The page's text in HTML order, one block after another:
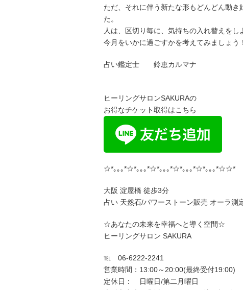
ただ、それに伴う新たな形もどんどん動
た。
人は、区切り毎に、気持ちの入れ替えをし
今月をいかに過ごすかを考えてみましょう！
占い鑑定士 鈴恵カルマナ
ヒーリングサロンSAKURAの
お得なチケット取得はこちら
☆*｡｡｡*☆*｡｡｡*☆*｡｡｡*☆*｡｡｡*☆*｡｡｡*☆☆*
大阪 淀屋橋 徒歩3分
占い 天然石/パワーストーン販売 オーラ測
☆あなたの未来を幸福へと導く空間☆
ヒーリングサロン SAKURA
℡ 06-6222-2241
営業時間：13:00～20:00(最終受付19:00)
定休日： 日曜日/第二月曜日